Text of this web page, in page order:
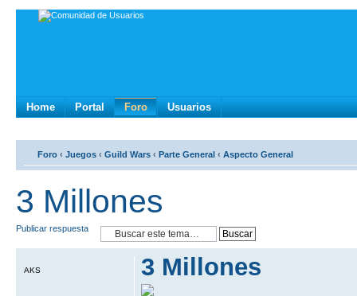
Home Portal Foro Usuarios
Foro ‹ Juegos ‹ Guild Wars ‹ Parte General ‹ Aspecto General
3 Millones
Publicar respuesta
3 Millones
AKS